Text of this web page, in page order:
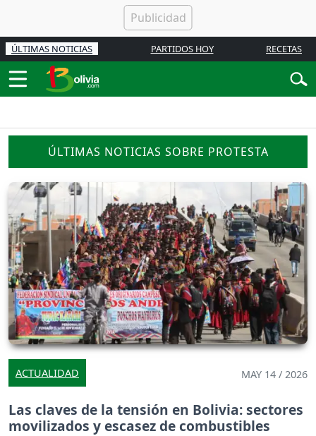
ÚLTIMAS NOTICIAS PARTIDOS HOY RECETAS
ÚLTIMAS NOTICIAS SOBRE PROTESTA
ACTUALIDAD MAY 14 / 2026
Las claves de la tensión en Bolivia: sectores
movilizados y escasez de combustibles